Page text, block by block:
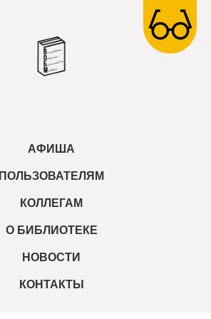
АФИША
ПОЛЬЗОВАТЕЛЯМ
КОЛЛЕГАМ
О БИБЛИОТЕКЕ
НОВОСТИ
КОНТАКТЫ